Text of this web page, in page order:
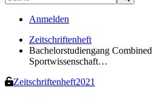
Anmelden
Zeitschriftenheft
Bachelorstudiengang
Sportwissenschaft…
Zeitschriftenheft2021